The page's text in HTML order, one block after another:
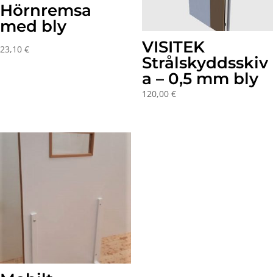
Hörnremsa
med bly
23,10 €
VISITEK
Strålskyddsskiv
a – 0,5 mm bly
120,00 €